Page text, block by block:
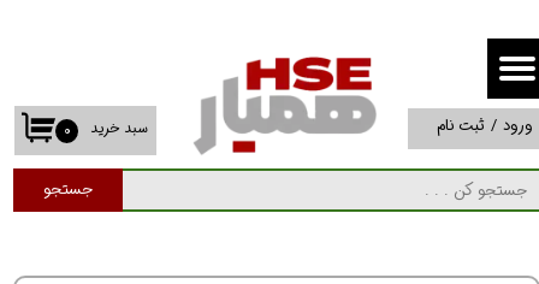
جستجو
۰ سبد خرید ورود / ثبت نام
حساب کاربری من
تغییر گذر واژه
سفارشات